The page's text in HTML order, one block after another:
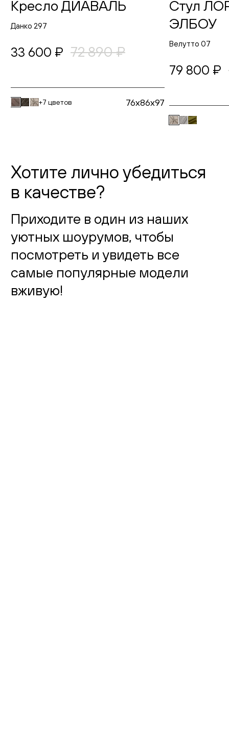
Кресло ДИАВАЛЬ
Данко 297
33 600 ₽ 72 890 ₽
+7 цветов 76x86x97
Стул
ЭЛБОУ
Велутто 07
79 800 ₽
Хотите лично убедиться
в качестве?
Приходите в один из наших
уютных шоурумов, чтобы
посмотреть и увидеть все
самые популярные модели
вживую!